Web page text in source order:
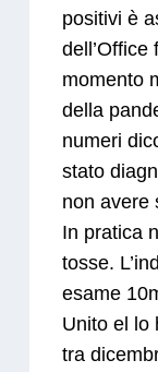
positivi è
momento
della
numeri
stato
non avere
In pratica
tosse.
esame
Unito el lo
tra